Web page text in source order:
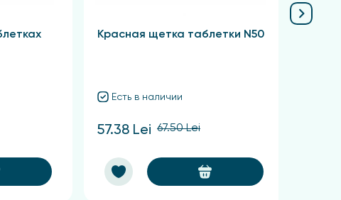
Красная щетка таблетки N50
Есть в наличии
57.38 Lei 67.50 Lei